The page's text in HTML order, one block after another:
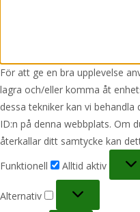
För att ge en bra upplevelse
lagra och/eller komma åt
dessa tekniker kan vi
ID:n på denna webbplats. Om
återkallar ditt samtycke kan
Funktionell
Alltid aktiv
Alternativ